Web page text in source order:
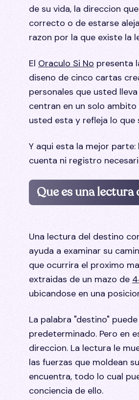
de su vida, la direccion
correcto o de estarse
razon por la que existe la
El Oraculo Si No presenta
diseno de cinco cartas
personales que usted
centran en un solo
usted esta y refleja lo
Y aqui esta la mejor
cuenta ni registro
Que es una lectura
Una lectura del destino
ayuda a examinar su
que ocurrira el proximo
extraidas de un mazo de
ubicandose en una
La palabra "destino"
predeterminado. Pero en
direccion. La lectura le
las fuerzas que moldean
encuentra, todo lo cual
conciencia de ello.